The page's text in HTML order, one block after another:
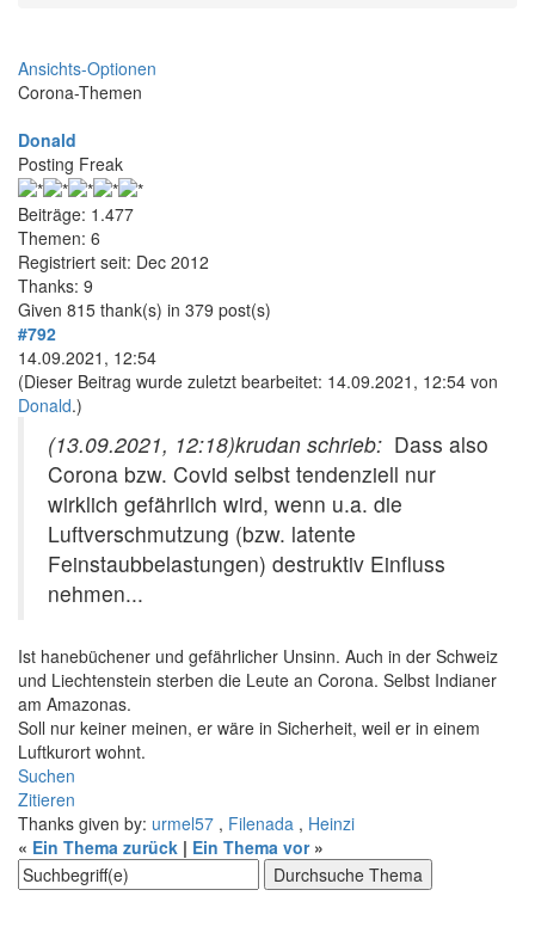
Ansichts-Optionen
Corona-Themen
Donald
Posting Freak
Beiträge: 1.477
Themen: 6
Registriert seit: Dec 2012
Thanks: 9
Given 815 thank(s) in 379 post(s)
#792
14.09.2021, 12:54
(Dieser Beitrag wurde zuletzt bearbeitet: 14.09.2021, 12:54 von
Donald.)
(13.09.2021, 12:18)krudan schrieb: Dass also
Corona bzw. Covid selbst tendenziell nur
wirklich gefährlich wird, wenn u.a. die
Luftverschmutzung (bzw. latente
Feinstaubbelastungen) destruktiv Einfluss
nehmen...
Ist hanebüchener und gefährlicher Unsinn. Auch in der Schweiz
und Liechtenstein sterben die Leute an Corona. Selbst Indianer
am Amazonas.
Soll nur keiner meinen, er wäre in Sicherheit, weil er in einem
Luftkurort wohnt.
Suchen
Zitieren
Thanks given by: urmel57 , Filenada , Heinzi
« Ein Thema zurück | Ein Thema vor»